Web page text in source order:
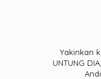
Yakinkan
UNTUNG